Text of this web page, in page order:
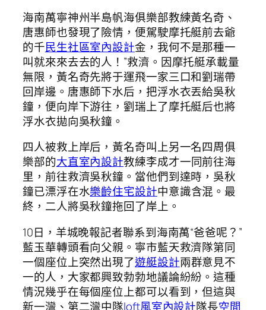
海南萬寧神州半島帆海俱樂部教練黃名奇、
唐惠師也發現了險情，便駕駛摩托艇前去爺
的千民生社區室內設計金，我何不是那種一
叫就來來去去的人！”救濟。因摩托艇承載量
無限，黃名奇先將于運飛一家三口和劉瑞帶
回岸邊。唐惠師下水后，把浮水衣丟給吳秋
鐘，便向岸下游往，劉瑞上了摩托艇后也將
浮水衣拋向吳秋鐘。
四人被救上岸后，黃名奇叫上另一名四周俱
樂部的大直室內設計教練李成才一同前往海
里，前往救濟吳秋鐘。當他們到達時，吳秋
鐘已漂浮在水樂齡住宅設計中意識含混。最
終，二人將吳秋鐘拖回了岸上。
10日，羊城晚報記者聯系到海南萬“爸爸呢？”
藍玉華轉頭看向父親。寧市藍天救濟隊第同
一個座位上突然出現了遊艇設計兩群意見不
一的人，大家都興致勃勃地議論紛紛。這種
情況幾乎在每個座位上都可以看到，但這與
新一灣、第二灣中隊loft風室內設計隊長空間